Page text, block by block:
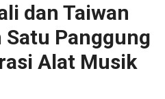
dan Taiwan
Satu Panggung
Alat Musik